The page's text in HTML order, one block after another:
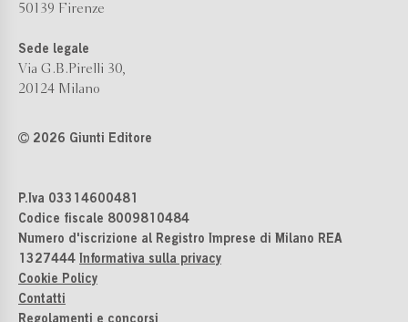
50139 Firenze
Sede legale
Via G.B.Pirelli 30,
20124 Milano
2026 Giunti Editore
P.Iva 03314600481
Codice fiscale 8009810484
Numero d'iscrizione al Registro Imprese di Milano REA
1327444 Informativa sulla privacy
Cookie Policy
Contatti